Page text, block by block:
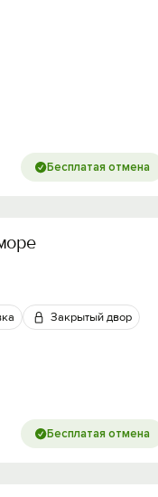
Бесплатая отмена
Закрытый двор
Бесплатая отмена